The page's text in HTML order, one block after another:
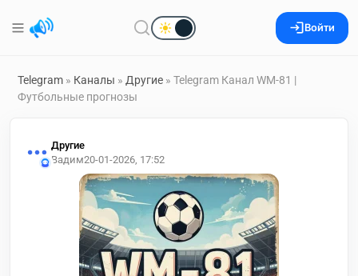
Войти
Telegram » Каналы » Другие » Telegram Канал WM-81 |
Футбольные прогнозы
Другие
Вадим20-01-2026, 17:52